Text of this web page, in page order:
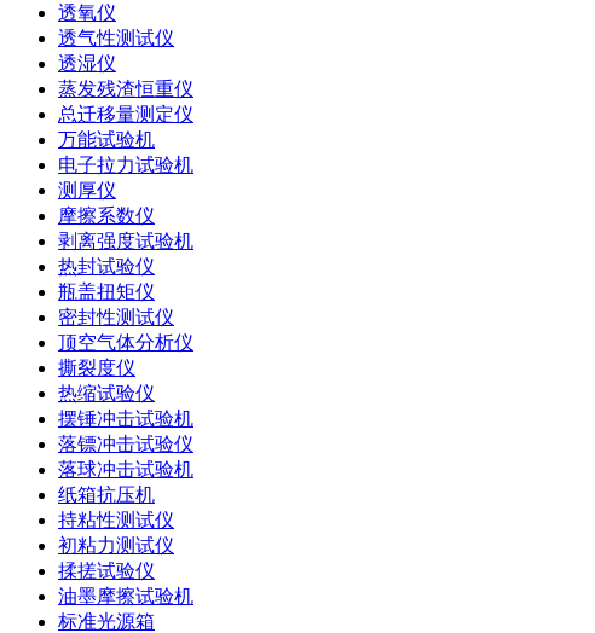
透氧仪
透气性测试仪
透湿仪
蒸发残渣恒重仪
总迁移量测定仪
万能试验机
电子拉力试验机
测厚仪
摩擦系数仪
剥离强度试验机
热封试验仪
瓶盖扭矩仪
密封性测试仪
顶空气体分析仪
撕裂度仪
热缩试验仪
摆锤冲击试验机
落镖冲击试验仪
落球冲击试验机
纸箱抗压机
持粘性测试仪
初粘力测试仪
揉搓试验仪
油墨摩擦试验机
标准光源箱